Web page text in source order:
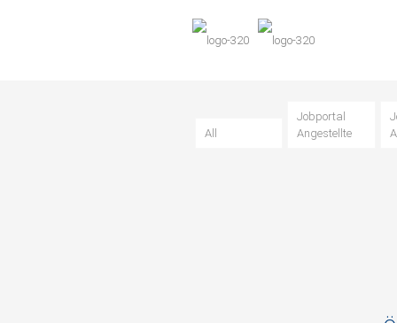
All
Jobportal
Angestellte